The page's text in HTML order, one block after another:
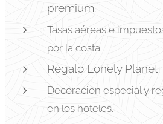
premium.
Tasas aéreas e
por la costa.
Regalo Lonely Planet:
Decoración especial y
en los hoteles.